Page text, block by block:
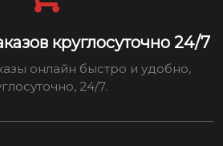
круглосуточно 24/7
онлайн быстро и удобно,
24/7.